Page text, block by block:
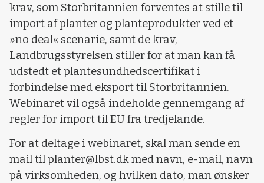
krav, som Storbritannien forventes at stille til
import af planter og planteprodukter ved et
»no deal« scenarie, samt de krav,
Landbrugsstyrelsen stiller for at man kan få
udstedt et plantesundhedscertifikat i
forbindelse med eksport til Storbritannien.
Webinaret vil også indeholde gennemgang af
regler for import til EU fra tredjelande.
For at deltage i webinaret, skal man sende en
mail til planter@lbst.dk med navn, e-mail, navn
på virksomheden, og hvilken dato, man ønsker